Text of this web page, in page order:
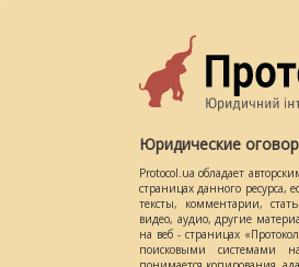
Юридические
Protocol.ua обладает
страницах данного
тексты, комментарии,
видео, аудио, другие
на веб - страницах
поисковыми системами